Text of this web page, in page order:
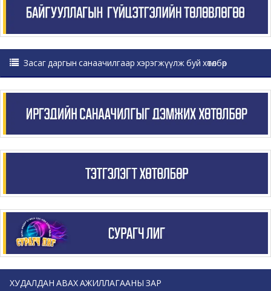
Засаг даргын санаачилгаар хэрэгжүүлж буй хөтөлбөр
ХУДАЛДАН АВАХ АЖИЛЛАГААНЫ ЗАР